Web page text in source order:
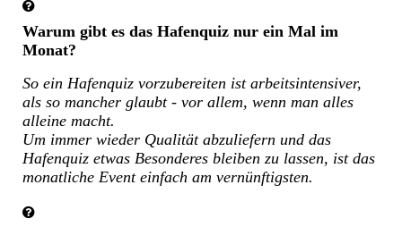
Warum gibt es das Hafenquiz nur ein Mal im
Monat?
So ein Hafenquiz vorzubereiten ist arbeitsintensiver,
als so mancher glaubt - vor allem, wenn man alles
alleine macht.
Um immer wieder Qualität abzuliefern und das
Hafenquiz etwas Besonderes bleiben zu lassen, ist das
monatliche Event einfach am vernünftigsten.